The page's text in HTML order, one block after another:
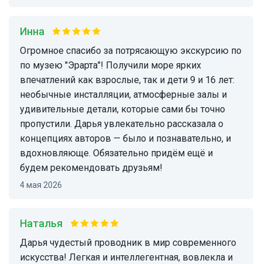
Инна
Огромное спасибо за потрясающую экскурсию по
по музею "Эрарта"! Получили море ярких
впечатлений как взрослые, так и дети 9 и 16 лет:
необычные инсталляции, атмосферные залы и
удивительные детали, которые сами бы точно
пропустили. Дарья увлекательно рассказала о
концепциях авторов — было и познавательно, и
вдохновляюще. Обязательно придём ещё и
будем рекомендовать друзьям!
4 мая 2026
Наталья
Дарья чудестый проводник в мир современного
искусства! Легкая и интеллегентная, вовлекла и